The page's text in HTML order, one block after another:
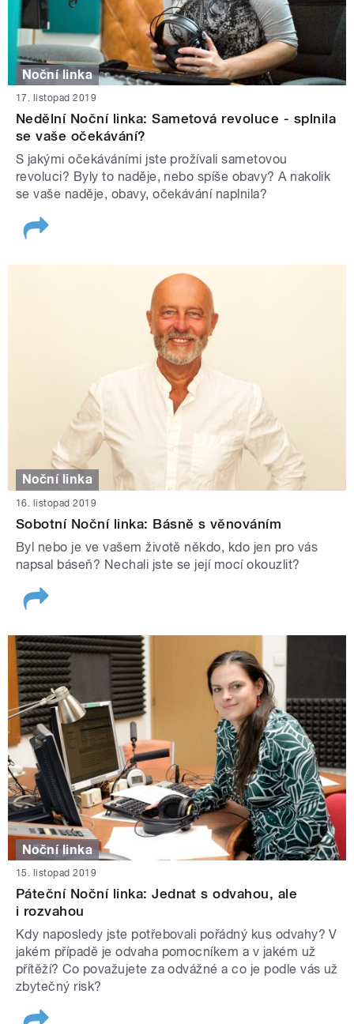
Noční linka
17. listopad 2019
Nedělní Noční linka: Sametová revoluce - splnila
se vaše očekávání?
S jakými očekáváními jste prožívali sametovou
revoluci? Byly to naděje, nebo spíše obavy? A nakolik
se vaše naděje, obavy, očekávání naplnila?
Noční linka
16. listopad 2019
Sobotní Noční linka: Básně s věnováním
Byl nebo je ve vašem životě někdo, kdo jen pro vás
napsal báseň? Nechali jste se její mocí okouzlit?
Noční linka
15. listopad 2019
Páteční Noční linka: Jednat s odvahou, ale
i rozvahou
Kdy naposledy jste potřebovali pořádný kus odvahy? V
jakém případě je odvaha pomocníkem a v jakém už
přítěží? Co považujete za odvážné a co je podle vás už
zbytečný risk?